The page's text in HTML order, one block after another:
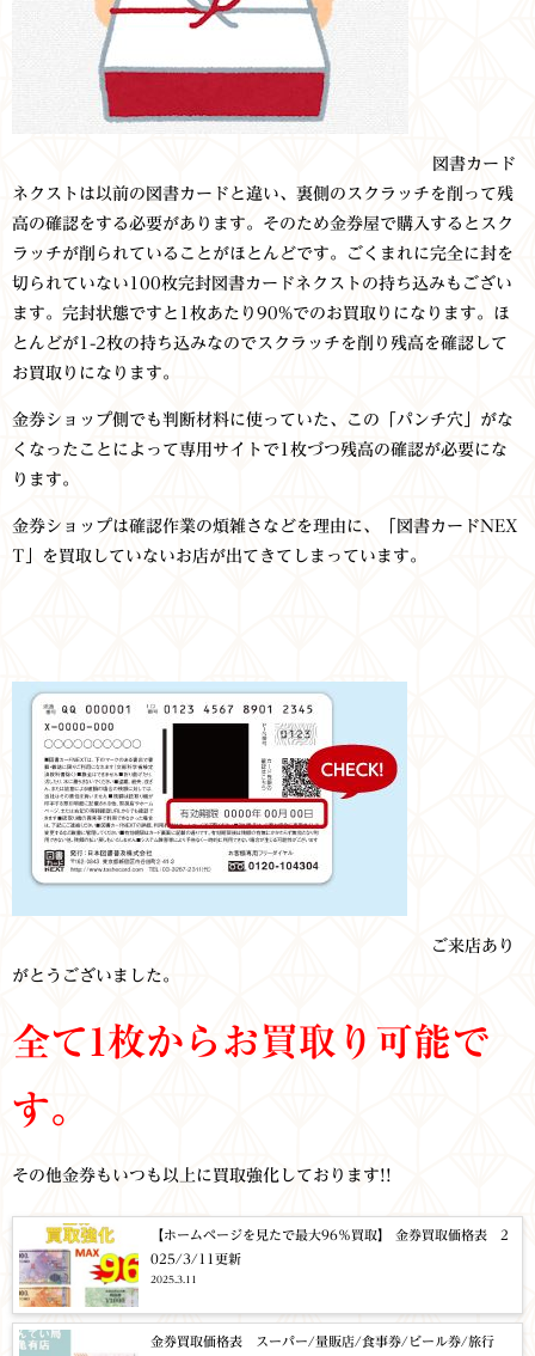
図書カード
ネクストは以前の図書カードと違い、裏側のスクラッチを削って残
高の確認をする必要があります。そのため金券屋で購入するとスク
ラッチが削られていることがほとんどです。ごくまれに完全に封を
切られていない 100枚完封図書カードネクストの持ち込みもござい
ます。完封状態ですと1枚あたり90%でのお買取りになります。ほ
とんどが1-2枚の持ち込みなのでスクラッチを削り残高を確認して
お買取りになります。
金券ショップ側でも判断材料に使っていた、この「パンチ穴」がな
くなったことによって専用サイトで1枚づつ残高の確認が必要にな
ります。
金券ショップは確認作業の煩雑さなどを理由に、「図書カードNEX
T」を買取していないお店が出てきてしまっています。
ご来店あり
がとうございました。
全て1枚からお買取り可能で
す。
その他金券もいつも以上に買取強化しております!!
【ホームページを見たで最大96％買取】 金券買取価格表 2
025/3/11更新
2025.3.11
金券買取価格表 スーパー/量販店/食事券/ビール券/旅行